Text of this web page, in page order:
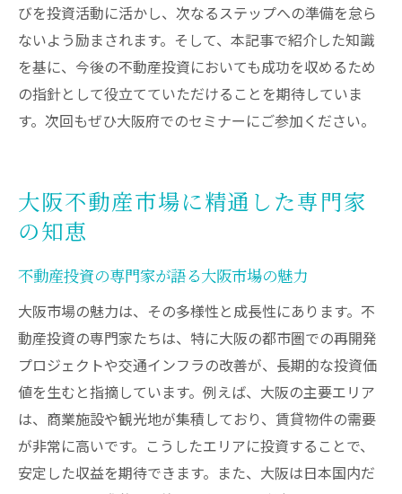
びを投資活動に活かし、次なるステップへの準備を怠ら
ないよう励まされます。そして、本記事で紹介した知識
を基に、今後の不動産投資においても成功を収めるため
の指針として役立てていただけることを期待していま
す。次回もぜひ大阪府でのセミナーにご参加ください。
大阪不動産市場に精通した専門家
の知恵
不動産投資の専門家が語る大阪市場の魅力
大阪市場の魅力は、その多様性と成長性にあります。不
動産投資の専門家たちは、特に大阪の都市圏での再開発
プロジェクトや交通インフラの改善が、長期的な投資価
値を生むと指摘しています。例えば、大阪の主要エリア
は、商業施設や観光地が集積しており、賃貸物件の需要
が非常に高いです。こうしたエリアに投資することで、
安定した収益を期待できます。また、大阪は日本国内だ